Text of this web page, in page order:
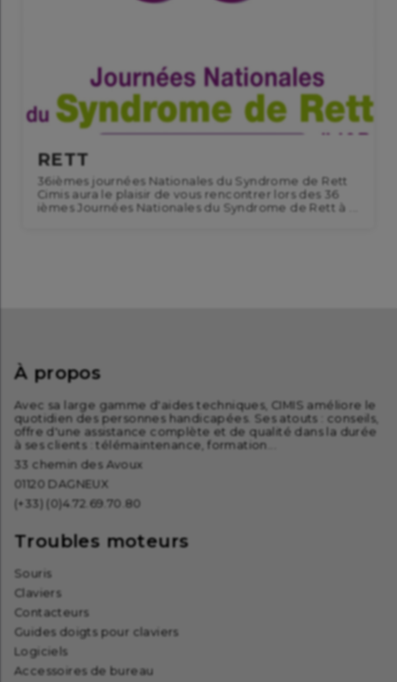
RETT
36ièmes journées Nationales du Syndrome de Rett
Cimis aura le plaisir de vous rencontrer lors des 36
ièmes Journées Nationales du Syndrome de Rett à ...
À propos
Avec sa large gamme d'aides techniques, CIMIS améliore le
quotidien des personnes handicapées. Ses atouts : conseils,
offre d'une assistance complète et de qualité dans la durée
à ses clients : télémaintenance, formation...
33 chemin des Avoux
01120 DAGNEUX
(+33) (0)4.72.69.70.80
Troubles moteurs
Souris
Claviers
Contacteurs
Guides doigts pour claviers
Logiciels
Accessoires de bureau